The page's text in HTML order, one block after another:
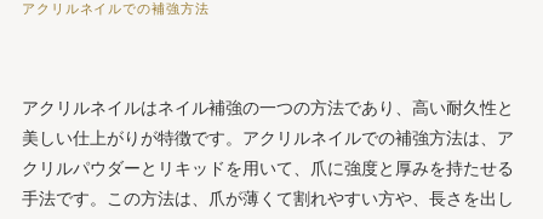
アクリルネイルでの補強方法
アクリルネイルはネイル補強の一つの方法であり、高い耐久性と
美しい仕上がりが特徴です。アクリルネイルでの補強方法は、ア
クリルパウダーとリキッドを用いて、爪に強度と厚みを持たせる
手法です。この方法は、爪が薄くて割れやすい方や、長さを出し